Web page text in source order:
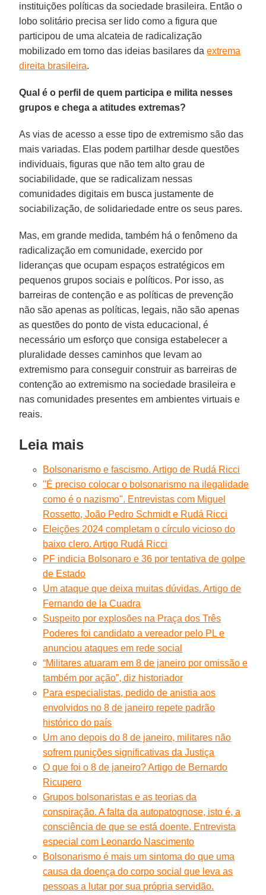
instituições políticas da sociedade brasileira. Então o
lobo solitário precisa ser lido como a figura que
participou de uma alcateia de radicalização
mobilizado em torno das ideias basilares daextrema
direita brasileira.
Qual é o perfil de quem participa e milita nesses
grupos e chega a atitudes extremas?
As vias de acesso a esse tipo de extremismo são das
mais variadas. Elas podem partilhar desde questões
individuais, figuras que não tem alto grau de
sociabilidade, que se radicalizam nessas
comunidades digitais em busca justamente de
sociabilização, de solidariedade entre os seus pares.
Mas, em grande medida, também há o fenômeno da
radicalização em comunidade, exercido por
lideranças que ocupam espaços estratégicos em
pequenos grupos sociais e políticos. Por isso, as
barreiras de contenção e as políticas de prevenção
não são apenas as políticas, legais, não são apenas
as questões do ponto de vista educacional, é
necessário um esforço que consiga estabelecer a
pluralidade desses caminhos que levam ao
extremismo para conseguir construir as barreiras de
contenção ao extremismo na sociedade brasileira e
nas comunidades presentes em ambientes virtuais e
reais.
Leia mais
Bolsonarismo e fascismo. Artigo de Rudá Ricci
"É preciso colocar o bolsonarismo na ilegalidade
como é o nazismo". Entrevistas com Miguel
Rossetto, João Pedro Schmidt e Rudá Ricci
Eleições 2024 completam o círculo vicioso do
baixo clero. Artigo Rudá Ricci
PF indicia Bolsonaro e 36 por tentativa de golpe
de Estado
Um ataque que deixa muitas dúvidas. Artigo de
Fernando de la Cuadra
Suspeito por explosões na Praça dos Três
Poderes foi candidato a vereador pelo PL e
anunciou ataques em rede social
“Militares atuaram em 8 de janeiro por omissão e
também por ação”, diz historiador
Para especialistas, pedido de anistia aos
envolvidos no 8 de janeiro repete padrão
histórico do país
Um ano depois do 8 de janeiro, militares não
sofrem punições significativas da Justiça
O que foi o 8 de janeiro? Artigo de Bernardo
Ricupero
Grupos bolsonaristas e as teorias da
conspiração. A falta da autopatognose, isto é, a
consciência de que se está doente. Entrevista
especial com Leonardo Nascimento
Bolsonarismo é mais um sintoma do que uma
causa da doença do corpo social que leva as
pessoas a lutar por sua própria servidão.